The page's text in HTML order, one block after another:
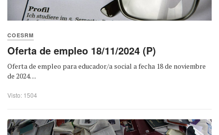
COESRM
Oferta de empleo 18/11/2024 (P)
Oferta de empleo para educador/a social a fecha 18 de noviembre
de 2024. ...
Visto: 1504